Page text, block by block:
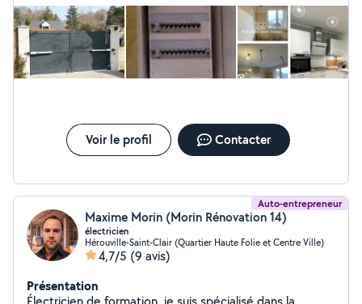
consciencieuse respectueuse et de confiance .
n'hésitez pas a me contacter par mail ou par téléphone .
DEVIS GRATUITS cordialement
Voir le profil Contacter
Auto-entrepreneur
Maxime Morin (Morin Rénovation 14)
électricien
Hérouville-Saint-Clair (Quartier Haute Folie et Centre Ville)
4,7/5 (9 avis)
Présentation